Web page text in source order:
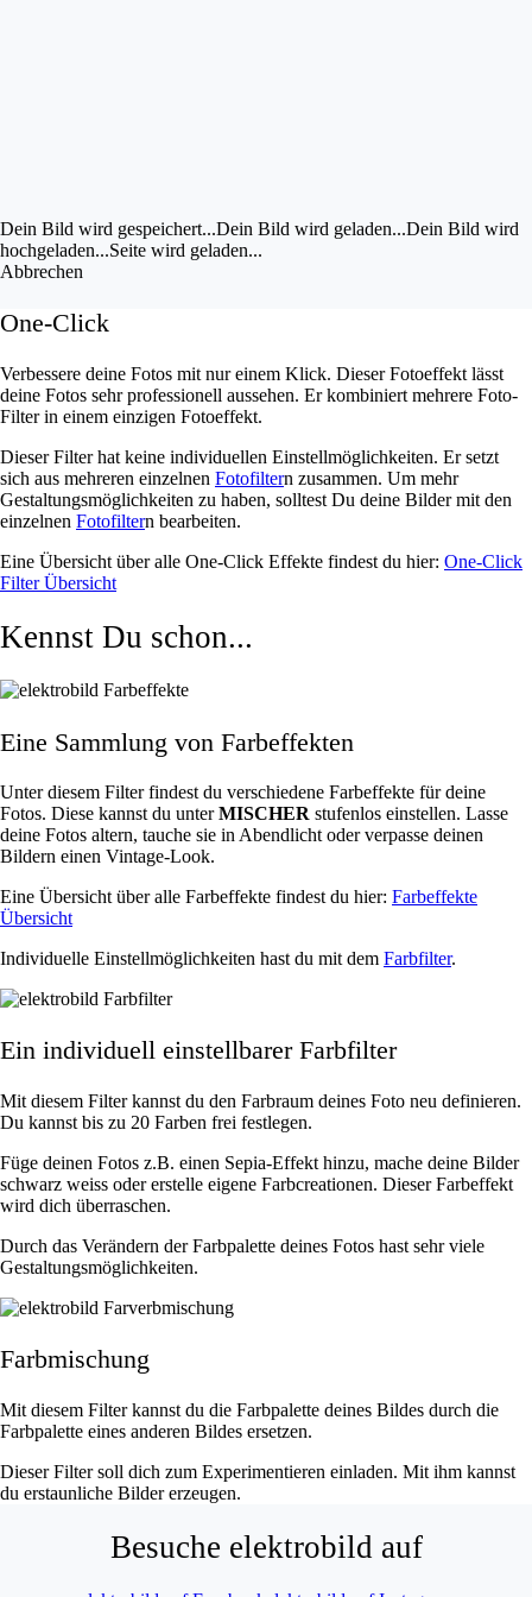
Dein Bild wird gespeichert...Dein Bild wird geladen...Dein Bild wird
hochgeladen...Seite wird geladen...
Abbrechen
One-Click
Verbessere deine Fotos mit nur einem Klick. Dieser Fotoeffekt lässt
deine Fotos sehr professionell aussehen. Er kombiniert mehrere Foto-
Filter in einem einzigen Fotoeffekt.
Dieser Filter hat keine individuellen Einstellmöglichkeiten. Er setzt
sich aus mehreren einzelnen Fotofiltern zusammen. Um mehr
Gestaltungsmöglichkeiten zu haben, solltest Du deine Bilder mit den
einzelnen Fotofiltern bearbeiten.
Eine Übersicht über alle One-Click Effekte findest du hier: One-Click
Filter Übersicht
Kennst Du schon...
Eine Sammlung von Farbeffekten
Unter diesem Filter findest du verschiedene Farbeffekte für deine
Fotos. Diese kannst du unterMISCHER stufenlos einstellen. Lasse
deine Fotos altern, tauche sie in Abendlicht oder verpasse deinen
Bildern einen Vintage-Look.
Eine Übersicht über alle Farbeffekte findest du hier: Farbeffekte
Übersicht
Individuelle Einstellmöglichkeiten hast du mit dem Farbfilter.
Ein individuell einstellbarer Farbfilter
Mit diesem Filter kannst du den Farbraum deines Foto neu definieren.
Du kannst bis zu 20 Farben frei festlegen.
Füge deinen Fotos z.B. einen Sepia-Effekt hinzu, mache deine Bilder
schwarz weiss oder erstelle eigene Farbcreationen. Dieser Farbeffekt
wird dich überraschen.
Durch das Verändern der Farbpalette deines Fotos hast sehr viele
Gestaltungsmöglichkeiten.
Farbmischung
Mit diesem Filter kannst du die Farbpalette deines Bildes durch die
Farbpalette eines anderen Bildes ersetzen.
Dieser Filter soll dich zum Experimentieren einladen. Mit ihm kannst
du erstaunliche Bilder erzeugen.
Besuche elektrobild auf